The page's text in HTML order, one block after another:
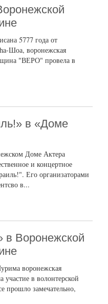
5777 года от
Шоа, воронежская
"ВЕРО" провела в
в «Доме
Доме Актера
и концертное
Его организаторами
в...
в Воронежской
воронежская
участие в волонтерской
прошло замечательно,